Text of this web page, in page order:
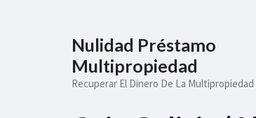
Nulidad Préstamo
Multipropiedad
Recuperar El Dinero De La Multipropiedad